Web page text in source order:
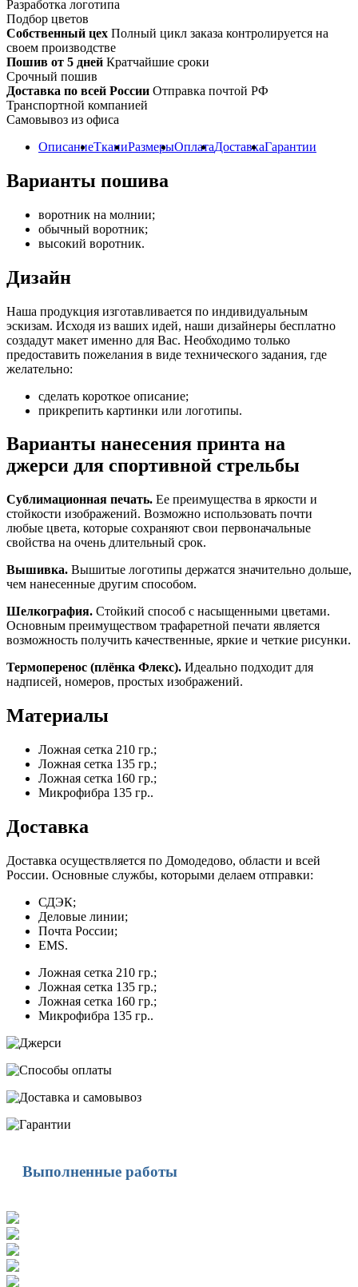
Разработка логотипа
Подбор цветов
Собственный цех Полный цикл заказа контролируется на
своем производстве
Пошив от 5 дней Кратчайшие сроки
Срочный пошив
Доставка по всей России Отправка почтой РФ
Транспортной компанией
Самовывоз из офиса
ОписаниеТканиРазмерыОплатаДоставкаГарантии
Варианты пошива
воротник на молнии;
обычный воротник;
высокий воротник.
Дизайн
Наша продукция изготавливается по индивидуальным
эскизам. Исходя из ваших идей, наши дизайнеры бесплатно
создадут макет именно для Вас. Необходимо только
предоставить пожелания в виде технического задания, где
желательно:
сделать короткое описание;
прикрепить картинки или логотипы.
Варианты нанесения принта на
джерси для спортивной стрельбы
Сублимационная печать. Ее преимущества в яркости и
стойкости изображений. Возможно использовать почти
любые цвета, которые сохраняют свои первоначальные
свойства на очень длительный срок.
Вышивка. Вышитые логотипы держатся значительно дольше,
чем нанесенные другим способом.
Шелкография. Стойкий способ с насыщенными цветами.
Основным преимуществом трафаретной печати является
возможность получить качественные, яркие и четкие рисунки.
Термоперенос (плёнка Флекс). Идеально подходит для
надписей, номеров, простых изображений.
Материалы
Ложная сетка 210 гр.;
Ложная сетка 135 гр.;
Ложная сетка 160 гр.;
Микрофибра 135 гр..
Доставка
Доставка осуществляется по Домодедово, области и всей
России. Основные службы, которыми делаем отправки:
СДЭК;
Деловые линии;
Почта России;
EMS.
Ложная сетка 210 гр.;
Ложная сетка 135 гр.;
Ложная сетка 160 гр.;
Микрофибра 135 гр..
Выполненные работы